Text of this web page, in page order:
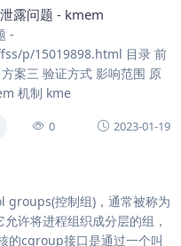
露问题 - kmem
-
p/15019898.html 目录 前
案三 验证方式 影响范围 原
机制 kme
0 2023-01-19
控制组)，通常被称为
许将进程组织成分层的组，
的cgroup接口是通过一个叫